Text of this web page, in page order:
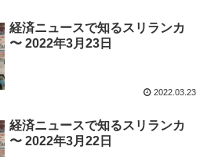
経済ニュースで知るスリランカ
〜 2022年3月23日
2022.03.23
経済ニュースで知るスリランカ
〜 2022年3月22日